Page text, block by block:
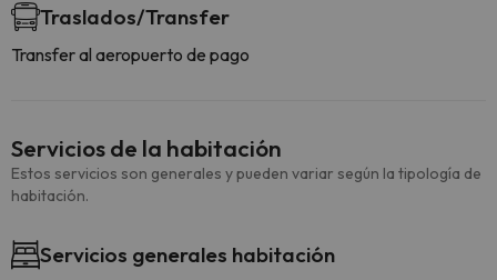
Traslados/Transfer
Transfer al aeropuerto de pago
Servicios de la habitación
Estos servicios son generales y pueden variar según la tipología de
habitación.
Servicios generales habitación